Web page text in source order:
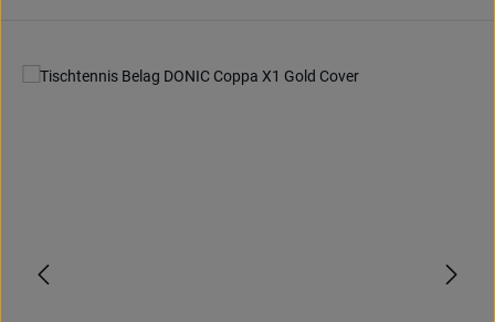
Bildergalerie überspringen